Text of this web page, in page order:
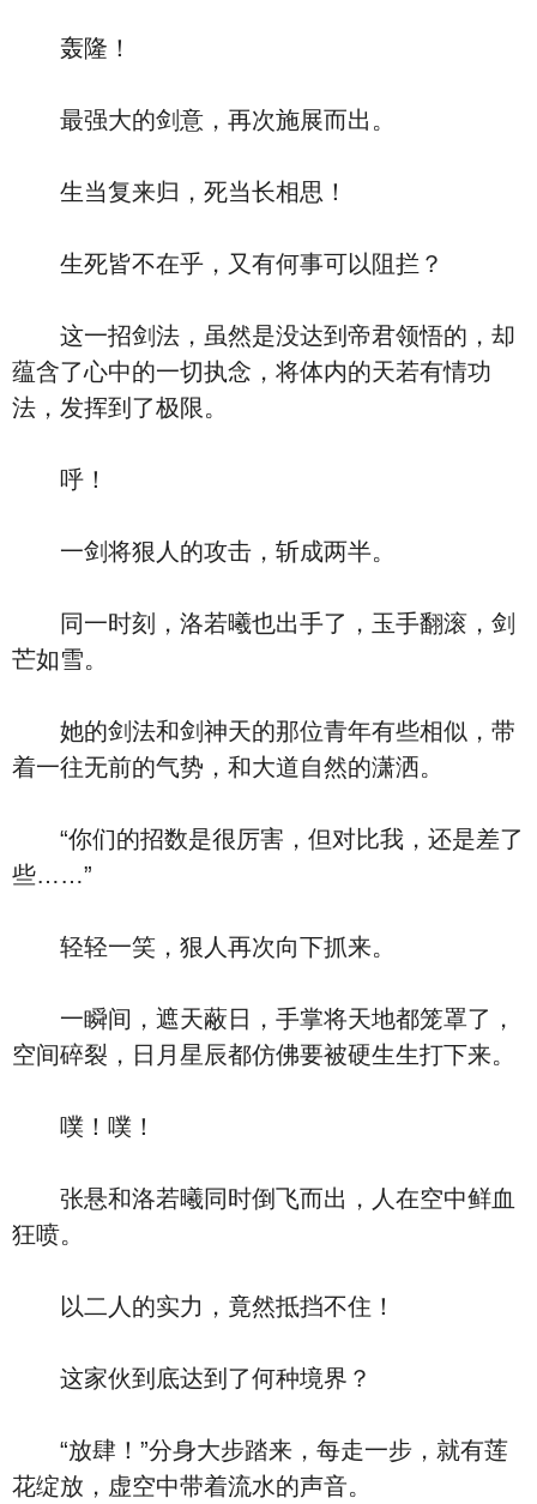
轰隆！
最强大的剑意，再次施展而出。
生当复来归，死当长相思！
生死皆不在乎，又有何事可以阻拦？
这一招剑法，虽然是没达到帝君领悟的，却
蕴含了心中的一切执念，将体内的天若有情功
法，发挥到了极限。
呼！
一剑将狠人的攻击，斩成两半。
同一时刻，洛若曦也出手了，玉手翻滚，剑
芒如雪。
她的剑法和剑神天的那位青年有些相似，带
着一往无前的气势，和大道自然的潇洒。
“你们的招数是很厉害，但对比我，还是差了
些……”
轻轻一笑，狠人再次向下抓来。
一瞬间，遮天蔽日，手掌将天地都笼罩了，
空间碎裂，日月星辰都仿佛要被硬生生打下来。
噗！噗！
张悬和洛若曦同时倒飞而出，人在空中鲜血
狂喷。
以二人的实力，竟然抵挡不住！
这家伙到底达到了何种境界？
“放肆！”分身大步踏来，每走一步，就有莲
花绽放，虚空中带着流水的声音。